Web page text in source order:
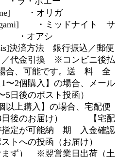
・オリガ
ミッドナイト サ
・オアシ
銀行振込／郵便
／代金引換 ※コンビニ後払
合、可能です。送 料 全
2個購入】の場合、メール
〜5日後のポスト投函）
上購入】の場合、宅配便
3日後のお届け） 【宅配
指定が可能納 期 入金確認
トへの投函（お届け）
まず） ※翌営業日出荷（土